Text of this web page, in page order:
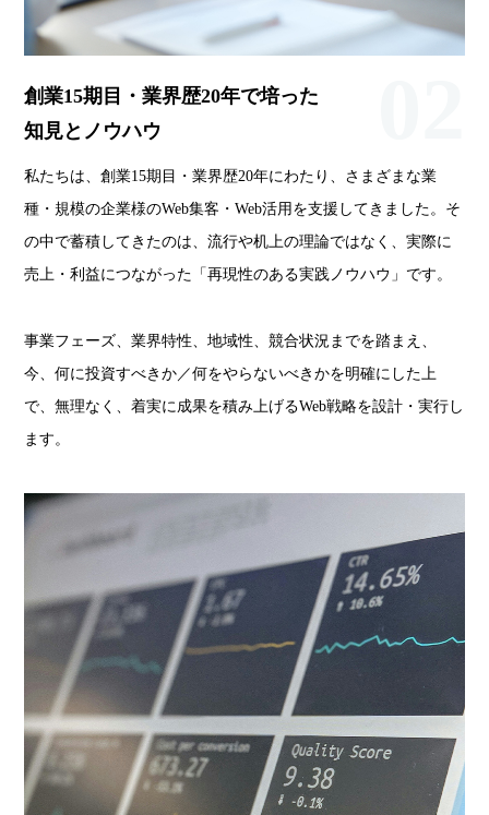
創業15期目・業界歴20年で培った
知見とノウハウ
私たちは、創業15期目・業界歴20年にわたり、さまざまな業
種・規模の企業様のWeb集客・Web活用を支援してきました。そ
の中で蓄積してきたのは、流行や机上の理論ではなく、実際に
売上・利益につながった「再現性のある実践ノウハウ」です。
事業フェーズ、業界特性、地域性、競合状況までを踏まえ、
今、何に投資すべきか／何をやらないべきかを明確にした上
で、無理なく、着実に成果を積み上げるWeb戦略を設計・実行し
ます。